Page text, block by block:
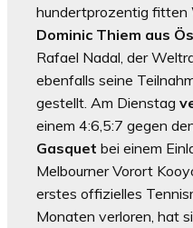
hundertprozentig
Dominic Thiem aus
Rafael Nadal, der
ebenfalls seine
gestellt. Am Dienstag
einem 4:6,5:7 gegen
Gasquet bei einem
Melbourner Vorort
erstes offizielles
Monaten verloren, hat